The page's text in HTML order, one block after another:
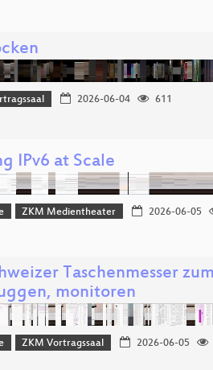
2026-06-04
611
IPv6 at Scale
ZKM Medientheater
2026-06-05
Taschenmesser
monitoren
ZKM Vortragssaal 2026-06-05